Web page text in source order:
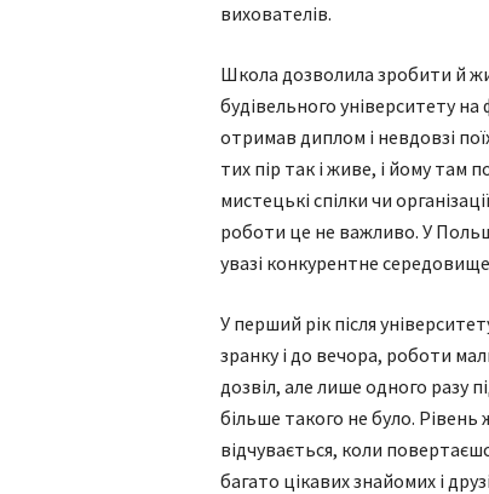
вихователів.
Школа дозволила зробити й
будівельного університету
отримав диплом і невдовзі
тих пір так і живе, і йому там
мистецькі спілки чи
роботи це не важливо. У
увазі конкурентне
У перший рік після
зранку і до вечора, роботи
дозвіл, але лише одного разу
більше такого не було.
відчувається, коли
багато цікавих знайомих і